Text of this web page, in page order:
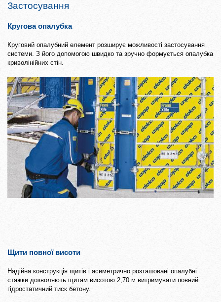
Застосування
Кругова опалубка
Круговий опалубний елемент розширує можливості застосування
системи. З його допомогою швидко та зручно формується опалубка
криволінійних стін.
Щити повної висоти
Надійна конструкція щитів і асиметрично розташовані опалубні
стяжки дозволяють щитам висотою 2,70 м витримувати повний
гідростатичний тиск бетону.